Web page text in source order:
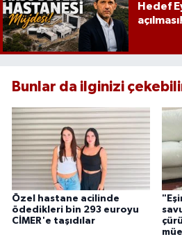
Hedef
açılması!
Bunlar da ilginizi
Özel hastane acilinde
ödedikleri bin 293 euroyu
CİMER'e taşıdılar